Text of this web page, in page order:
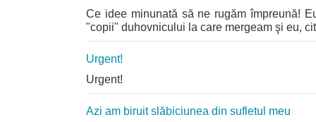
Ce idee minunată să ne rugăm împreună!
"copii" duhovnicului la care mergeam şi eu,
Urgent!
Urgent!
Azi am biruit slăbiciunea din sufletul meu